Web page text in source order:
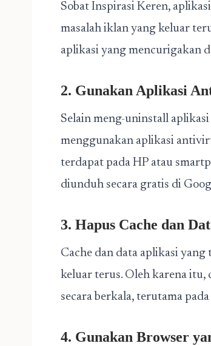
Sobat Inspirasi Keren,
masalah iklan yang keluar
aplikasi yang mencurigakan
2. Gunakan Aplikasi
Selain meng-uninstall
menggunakan aplikasi
terdapat pada HP atau
diunduh secara gratis di
3. Hapus Cache dan
Cache dan data aplikasi
keluar terus. Oleh karena itu,
secara berkala, terutama
4. Gunakan Browser